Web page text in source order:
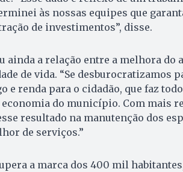
às nossas equipes que
de investimentos”, disse.
ainda a relação entre a melhora do
de vida. “Se desburocratizamos
e renda para o cidadão, que faz
do município. Com mais
resultado na manutenção dos
de serviços.”
a marca dos 400 mil